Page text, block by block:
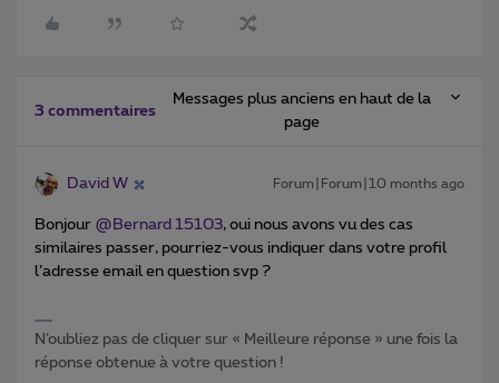
3 commentaires
Messages plus anciens en haut de la
page
David W Forum|Forum|10 months ago
Bonjour ​ @Bernard 15103, oui nous avons vu des cas
similaires passer, pourriez-vous indiquer dans votre profil
l’adresse email en question svp ?
N’oubliez pas de cliquer sur « Meilleure réponse » une fois la
réponse obtenue à votre question !